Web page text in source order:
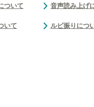
ついて
いて
音声読み上げ
ルビ振りにつ